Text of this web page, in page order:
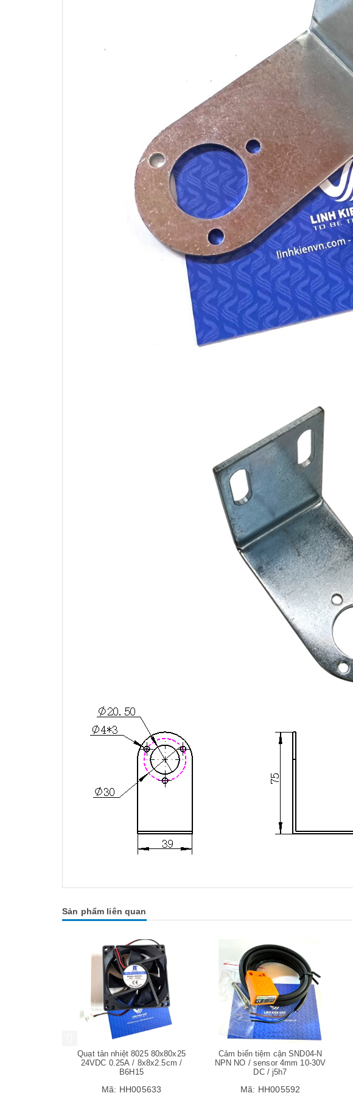
Sản phẩm liên quan
Quạt tản nhiệt 8025 80x80x25
24VDC 0.25A / 8x8x2.5cm /
B6H15
Mã: HH005633
Cảm biến tiệm cận SND04-N
NPN NO / sensor 4mm 10-30V
DC / j5h7
Mã: HH005592
Mua hàng Mua hàng